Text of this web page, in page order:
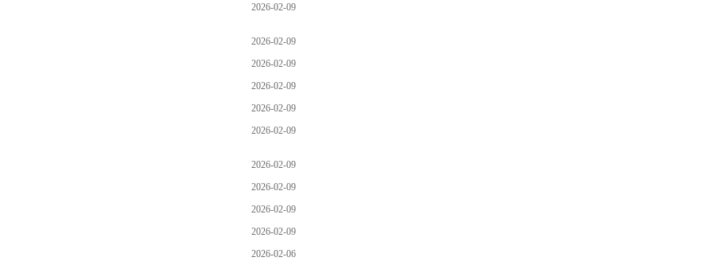
2026-02-09
2026-02-09
2026-02-09
2026-02-09
2026-02-09
2026-02-09
2026-02-09
2026-02-09
2026-02-09
2026-02-09
2026-02-06